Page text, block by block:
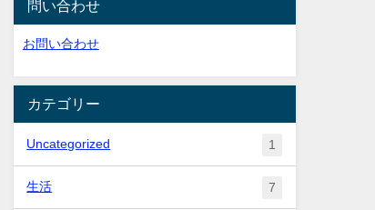
問い合わせ
お問い合わせ
カテゴリー
Uncategorized 1
生活 7